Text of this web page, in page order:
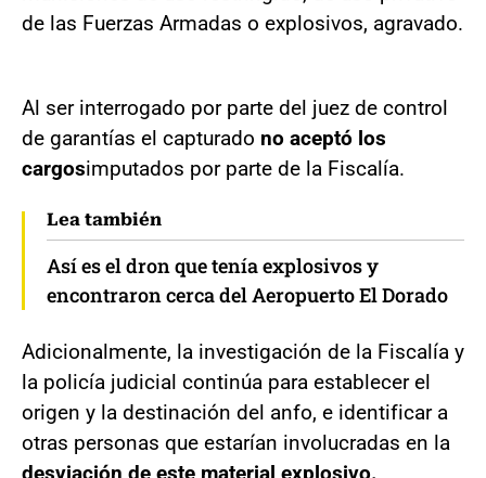
de las Fuerzas Armadas o explosivos, agravado.
Al ser interrogado por parte del juez de control
de garantías el capturado no aceptó los
cargosimputados por parte de la Fiscalía.
Lea también
Así es el dron que tenía explosivos y
encontraron cerca del Aeropuerto El Dorado
Adicionalmente, la investigación de la Fiscalía y
la policía judicial continúa para establecer el
origen y la destinación del anfo, e identificar a
otras personas que estarían involucradas en la
desviación de este material explosivo.